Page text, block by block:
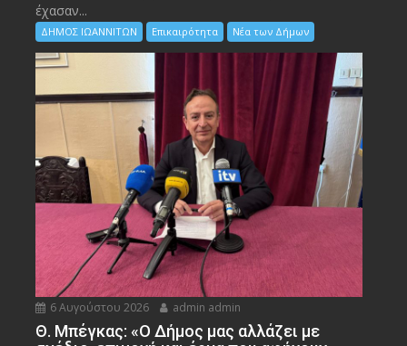
έχασαν...
ΔΗΜΟΣ ΙΩΑΝΝΙΤΩΝ Επικαιρότητα Νέα των Δήμων
6 Αυγούστου 2026 admin admin
Θ. Μπέγκας: «Ο Δήμος μας αλλάζει με